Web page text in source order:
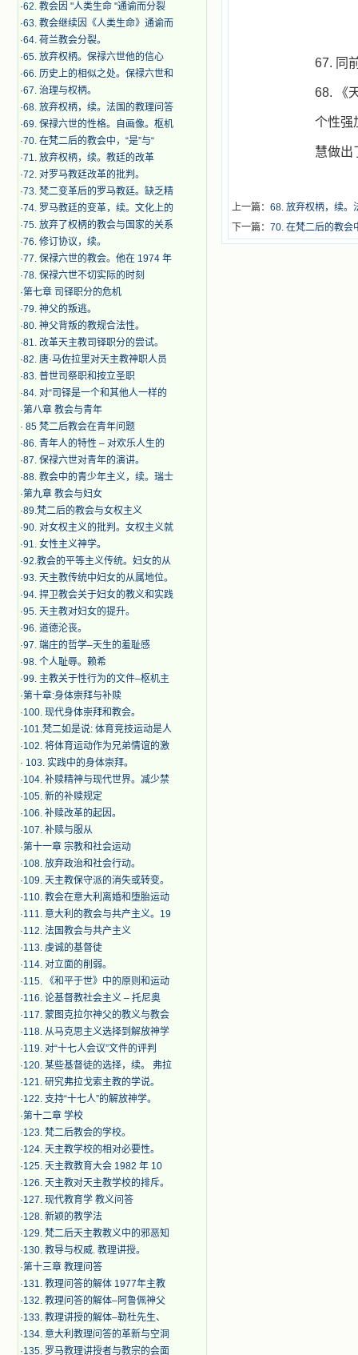
·62. 教会因 "人类生命 "通谕而分裂
·63. 教会继续因《人类生命》通谕而
·64. 荷兰教会分裂。
·65. 放弃权柄。保禄六世他的信心
·66. 历史上的相似之处。保禄六世和
·67. 治理与权柄。
·68. 放弃权柄，续。法国的教理问答
·69. 保禄六世的性格。自画像。枢机
·70. 在梵二后的教会中，“是”与“
·71. 放弃权柄，续。教廷的改革
·72. 对罗马教廷改革的批判。
·73. 梵二变革后的罗马教廷。缺乏精
·74. 罗马教廷的变革，续。文化上的
·75. 放弃了权柄的教会与国家的关系
·76. 修订协议，续。
·77. 保禄六世的教会。他在 1974 年
·78. 保禄六世不切实际的时刻
·第七章 司铎职分的危机
·79. 神父的叛逃。
·80. 神父背叛的教规合法性。
·81. 改革天主教司铎职分的尝试。
·82. 唐·马佐拉里对天主教神职人员
·83. 普世司祭职和按立圣职
·84. 对“司铎是一个和其他人一样的
·第八章 教会与青年
· ​ 85 梵二后教会在青年问题
·86. 青年人的特性 – 对欢乐人生的
·87. 保禄六世对青年的演讲。
·88. 教会中的青少年主义，续。瑞士
·第九章 教会与妇女
·89.梵二后的教会与女权主义
·90. 对女权主义的批判。女权主义就
·91. 女性主义神学。
·92.教会的平等主义传统。妇女的从
·93. 天主教传统中妇女的从属地位。
·94. 捍卫教会关于妇女的教义和实践
·95. 天主教对妇女的提升。
·96. 道德沦丧。
·97. 端庄的哲学–天生的羞耻感
·98. 个人耻辱。赖希
·99. 主教关于性行为的文件–枢机主
·第十章:身体崇拜与补赎
·100. 现代身体崇拜和教会。
·101.梵二如是说: 体育竞技运动是人
·102. 将体育运动作为兄弟情谊的激
· 103. 实践中的身体崇拜。
·104. 补赎精神与现代世界。减少禁
·105. 新的补赎规定
·106. 补赎改革的起因。
·107. 补赎与服从
·第十一章 宗教和社会运动
·108. 放弃政治和社会行动。
·109. 天主教保守派的消失或转变。
·110. 教会在意大利离婚和堕胎运动
·111. 意大利的教会与共产主义。19
·112. 法国教会与共产主义
·113. 虔诚的基督徒
·114. 对立面的削弱。
·115. 《和平于世》中的原则和运动
·116. 论基督教社会主义 – 托尼奥
·117. 蒙图克拉尔神父的教义与教会
·118. 从马克思主义选择到解放神学
·119. 对“十七人会议”文件的评判
·120. 某些基督徒的选择，续。 弗拉
·121. 研究弗拉戈索主教的学说。
·122. 支持“十七人”的解放神学。
·第十二章 学校
·123. 梵二后教会的学校。
·124. 天主教学校的相对必要性。
·125. 天主教教育大会 1982 年 10
·126. 天主教对天主教学校的排斥。
·127. 现代教育学 教义问答
·128. 新颖的教学法
·129. 梵二后天主教教义中的邪恶知
·130. 教导与权威. 教理讲授。
·第十三章 教理问答
·131. 教理问答的解体 1977年主教
·132. 教理问答的解体–阿鲁佩神父
·133. 教理讲授的解体–勒杜先生、
·134. 意大利教理问答的革新与空洞
·135. 罗马教理讲授者与教宗的会面
67. 同
68. 《
个性强
慧做出
上一篇： 68. 放弃权柄，续。
下一篇： 70. 在梵二后的教会